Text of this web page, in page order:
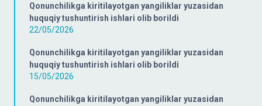
Qonunchilikga kiritilayotgan yangiliklar yuzasidan
huquqiy tushuntirish ishlari olib borildi
22/05/2026
Qonunchilikga kiritilayotgan yangiliklar yuzasidan
huquqiy tushuntirish ishlari olib borildi
15/05/2026
Qonunchilikga kiritilayotgan yangiliklar yuzasidan